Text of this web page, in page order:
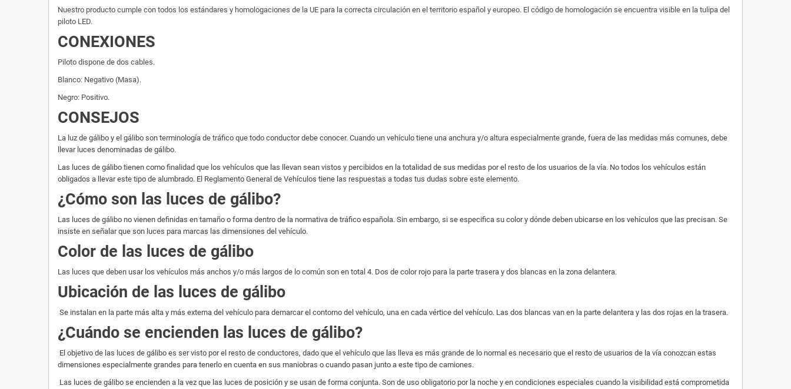
Nuestro producto cumple con todos los estándares y homologaciones de la UE para la correcta circulación en el territorio español y europeo. El código de homologación se encuentra visible en la tulipa del
piloto LED.
CONEXIONES
Piloto dispone de dos cables.
Blanco: Negativo (Masa).
Negro: Positivo.
CONSEJOS
La luz de gálibo y el gálibo son terminología de tráfico que todo conductor debe conocer. Cuando un vehículo tiene una anchura y/o altura especialmente grande, fuera de las medidas más comunes, debe
llevar luces denominadas de gálibo.
Las luces de gálibo tienen como finalidad que los vehículos que las llevan sean vistos y percibidos en la totalidad de sus medidas por el resto de los usuarios de la vía. No todos los vehículos están
obligados a llevar este tipo de alumbrado. El Reglamento General de Vehículos tiene las respuestas a todas tus dudas sobre este elemento.
¿Cómo son las luces de gálibo?
Las luces de gálibo no vienen definidas en tamaño o forma dentro de la normativa de tráfico española. Sin embargo, si se especifica su color y dónde deben ubicarse en los vehículos que las precisan. Se
insiste en señalar que son luces para marcas las dimensiones del vehículo.
Color de las luces de gálibo
Las luces que deben usar los vehículos más anchos y/o más largos de lo común son en total 4. Dos de color rojo para la parte trasera y dos blancas en la zona delantera.
Ubicación de las luces de gálibo
Se instalan en la parte más alta y más externa del vehículo para demarcar el contorno del vehículo, una en cada vértice del vehículo. Las dos blancas van en la parte delantera y las dos rojas en la trasera.
¿Cuándo se encienden las luces de gálibo?
El objetivo de las luces de gálibo es ser visto por el resto de conductores, dado que el vehículo que las lleva es más grande de lo normal es necesario que el resto de usuarios de la vía conozcan estas
dimensiones especialmente grandes para tenerlo en cuenta en sus maniobras o cuando pasan junto a este tipo de camiones.
Las luces de gálibo se encienden a la vez que las luces de posición y se usan de forma conjunta. Son de uso obligatorio por la noche y en condiciones especiales cuando la visibilidad está comprometida